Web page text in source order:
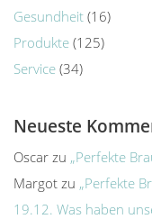
Gesundheit (16)
Produkte (125)
Service (34)
Neueste
Oscar zu „Perfekte
Margot zu „Perfekte
19.12. Was haben